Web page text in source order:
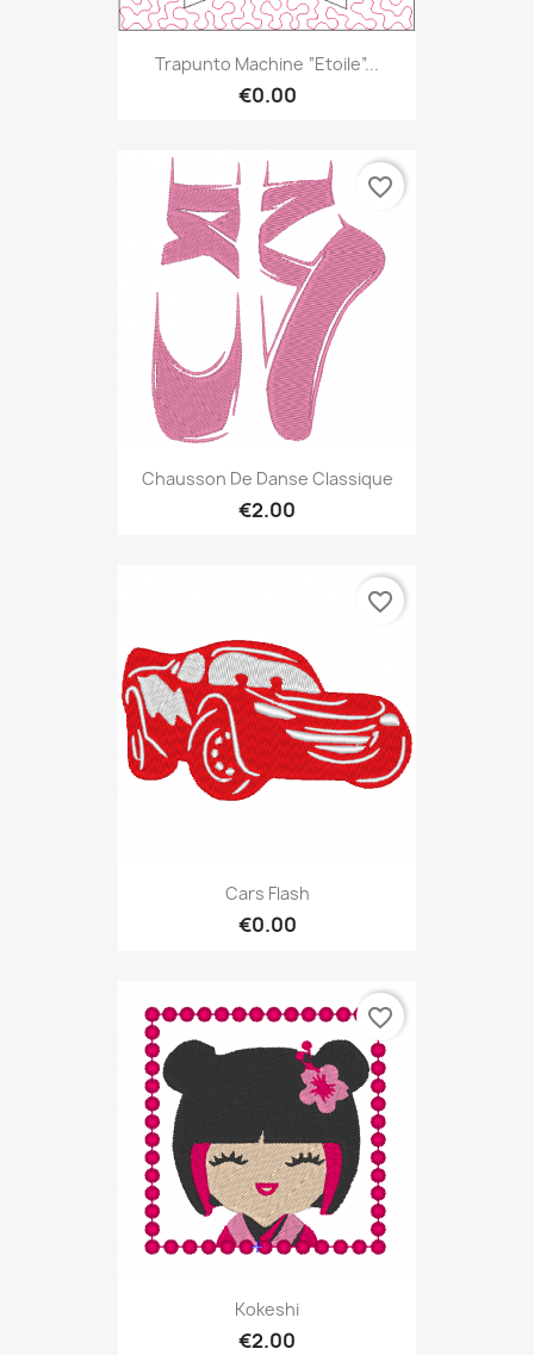
Trapunto Machine “Etoile”...
€0.00
Chausson De Danse Classique
€2.00
favorite_border
Cars Flash
€0.00
favorite_border
Kokeshi
€2.00
favorite_border